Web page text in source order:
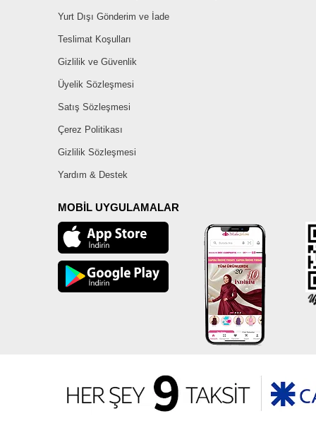
Yurt Dışı Gönderim ve İade
Teslimat Koşulları
Gizlilik ve Güvenlik
Üyelik Sözleşmesi
Satış Sözleşmesi
Çerez Politikası
Gizlilik Sözleşmesi
Yardım & Destek
MOBİL UYGULAMALAR